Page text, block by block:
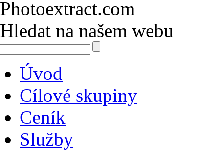
Hledat na našem webu
Úvod
Cílové skupiny
Ceník
Služby